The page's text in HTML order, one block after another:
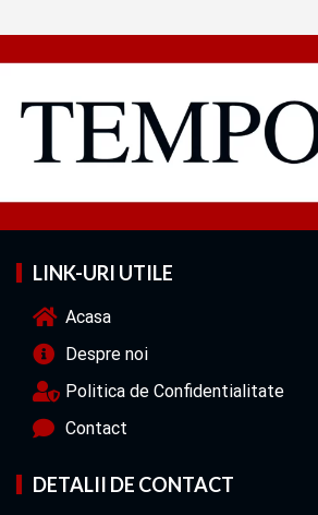
LINK-URI UTILE
Acasa
Despre noi
Politica de Confidentialitate
Contact
DETALII DE CONTACT